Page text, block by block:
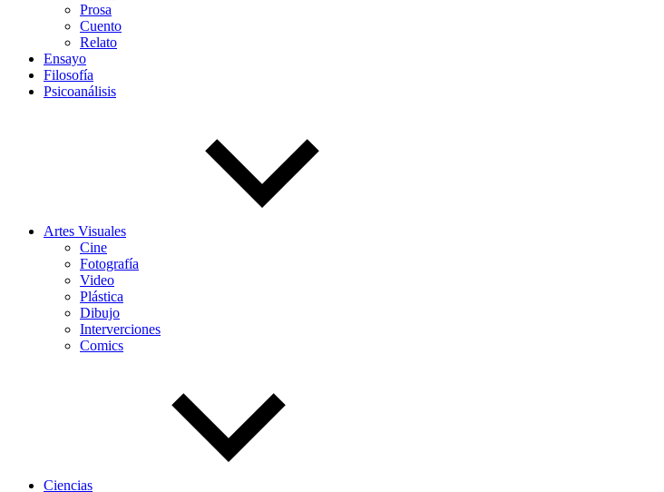
Prosa
Cuento
Relato
Ensayo
Filosofía
Psicoanálisis
Artes Visuales
Cine
Fotografía
Video
Plástica
Dibujo
Interverciones
Comics
Ciencias